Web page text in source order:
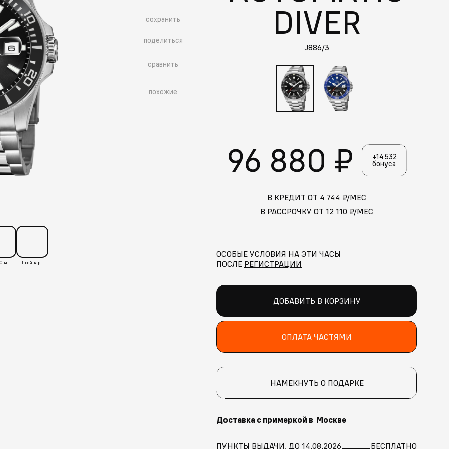
м
сохранить
поделиться
сравнить
похожие
DIVER
J886/3
96 880 ₽ +14 532
бонуса
В КРЕДИТ ОТ 4 744 ₽/МЕС
В РАССРОЧКУ ОТ 12 110 ₽/МЕС
ОСОБЫЕ УСЛОВИЯ НА ЭТИ ЧАСЫ
ПОСЛЕ РЕГИСТРАЦИИ
ДОБАВИТЬ В КОРЗИНУ
ОПЛАТА ЧАСТЯМИ
НАМЕКНУТЬ О ПОДАРКЕ
Доставка с примеркой в Москве
ПУНКТЫ ВЫДАЧИ, ДО 14.08.2026
БЕСПЛАТНО